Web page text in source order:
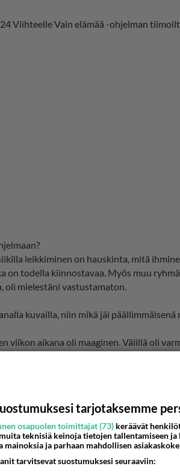
Viihteelle Vain elämää -ohjelman
leikkiminen on hauskinta, mitä
on todella kiinnostavaa. Myös muu
oli mielestäni vastustamaton.
kuvailla, niin mikä jäi päällimmäisenä
viikon aikana oli maaginen. Välillä oli
huolehtia mistään.
samaan aikaan olemme siellä sellaisessa
ja syödään hyvää ruokaa ja
setti tietyllä tapaa. Pari viikkoa
Brotherus paljastaa.tarjotaksemme
osapuolen toimittajat (73) keräävät
teknisiä keinoja tietojen tallentamiseen
ja parhaan mahdollisen
tarvitsevat suostumuksesi seuraaviin: